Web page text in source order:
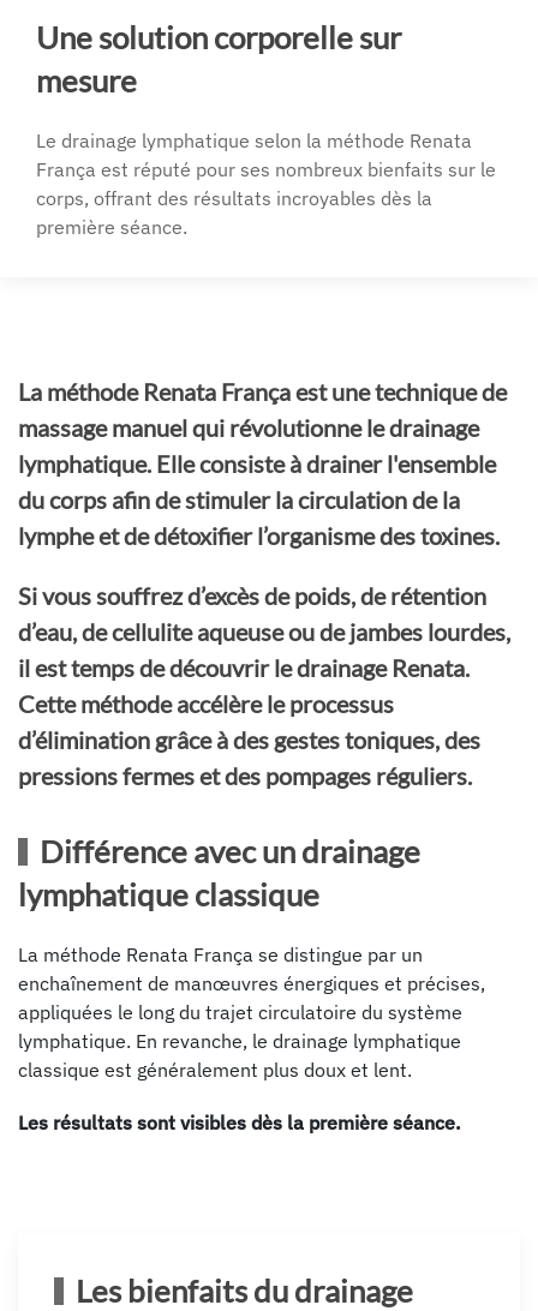
Une solution corporelle sur
mesure
Le drainage lymphatique selon la méthode Renata
França est réputé pour ses nombreux bienfaits sur le
corps, offrant des résultats incroyables dès la
première séance.
La méthode Renata França est une technique de
massage manuel qui révolutionne le drainage
lymphatique. Elle consiste à drainer l'ensemble
du corps afin de stimuler la circulation de la
lymphe et de détoxifier l’organisme des toxines.
Si vous souffrez d’excès de poids, de rétention
d’eau, de cellulite aqueuse ou de jambes lourdes,
il est temps de découvrir le drainage Renata.
Cette méthode accélère le processus
d’élimination grâce à des gestes toniques, des
pressions fermes et des pompages réguliers.
Différence avec un drainage
lymphatique classique
La méthode Renata França se distingue par un
enchaînement de manœuvres énergiques et précises,
appliquées le long du trajet circulatoire du système
lymphatique. En revanche, le drainage lymphatique
classique est généralement plus doux et lent.
Les résultats sont visibles dès la première séance.
Les bienfaits du drainage